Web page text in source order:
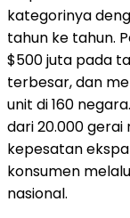
kategorinya
tahun ke tahun.
$500 juta pada
terbesar, dan
unit di 160
dari 20.000 gerai
kepesatan
konsumen
nasional.